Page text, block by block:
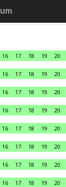
16 17 18 19 20
16 17 18 19 20
16 17 18 19 20
16 17 18 19 20
16 17 18 19 20
16 17 18 19 20
16 17 18 19 20
16 17 18 19 20